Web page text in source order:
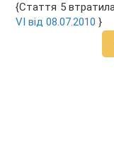
{Стаття 5
VI від 08.07.2010 }